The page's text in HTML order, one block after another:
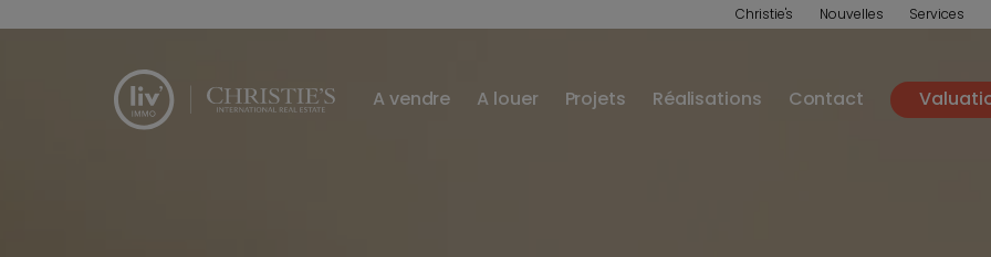
Christie's Nouvelles Services
A vendre A louer Projets Réalisations Contact